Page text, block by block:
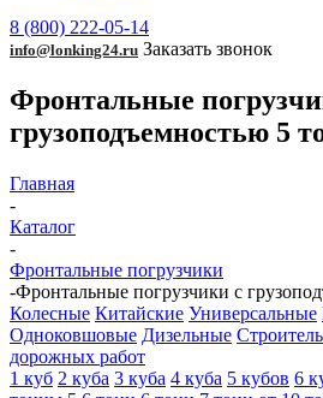
8 (800) 222-05-14
info@lonking24.ru Заказать звонок
Фронтальные
грузоподъемностью 5
Главная
-
Каталог
-
Фронтальные погрузчики
-Фронтальные погрузчики с
Колесные Китайские Универсальные
Одноковшовые Дизельные
дорожных работ
1 куб 2 куба 3 куба 4 куба 5 кубов 6